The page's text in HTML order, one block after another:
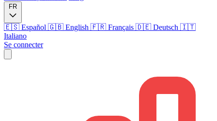
FR
🇪🇸 Español 🇬🇧 English 🇫🇷 Français 🇩🇪 Deutsch 🇮🇹
Italiano
Se connecter